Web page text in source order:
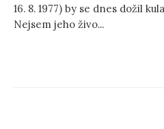
16. 8. 1977) by se dnes dožil
Nejsem jeho živo...